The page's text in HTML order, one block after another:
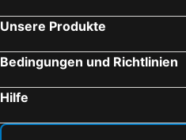
Unsere Produkte
Bedingungen und Richtlinien
Hilfe